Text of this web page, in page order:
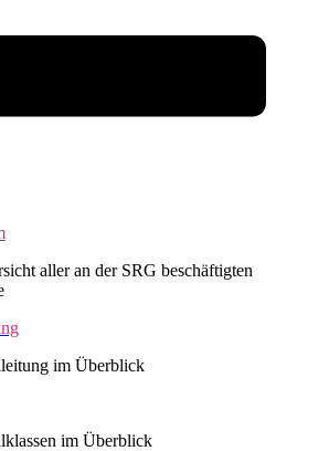
aller an der SRG beschäftigten
im Überblick
im Überblick